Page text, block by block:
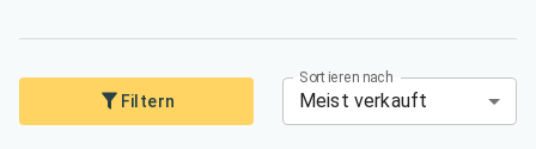
Filtern
Sortieren nach
Meist verkauft